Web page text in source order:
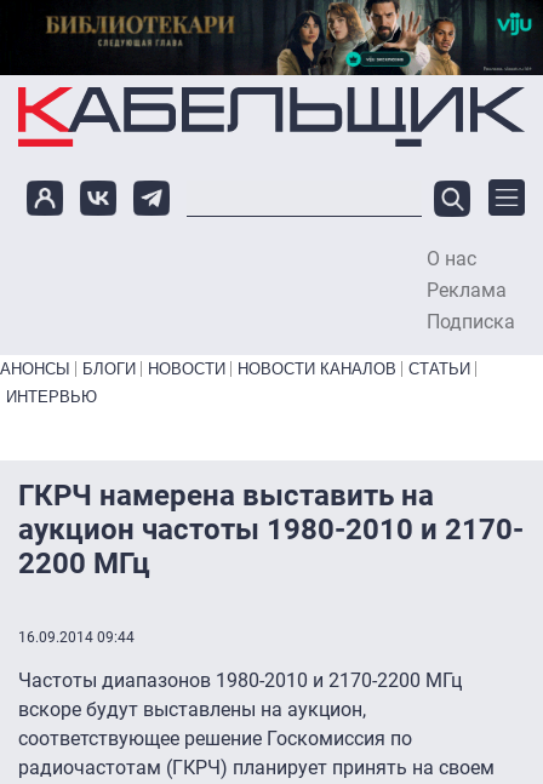
Перейти к основному содержанию
О нас
Реклама
Подписка
Primary links bottom
АНОНСЫ БЛОГИ НОВОСТИ НОВОСТИ КАНАЛОВ
СТАТЬИ
ИНТЕРВЬЮ
ГКРЧ намерена выставить на
аукцион частоты 1980-2010 и 2170-
2200 МГц
16.09.2014 09:44
Частоты диапазонов 1980-2010 и 2170-2200 МГц
вскоре будут выставлены на аукцион,
соответствующее решение Госкомиссия по
радиочастотам (ГКРЧ) планирует принять на своем